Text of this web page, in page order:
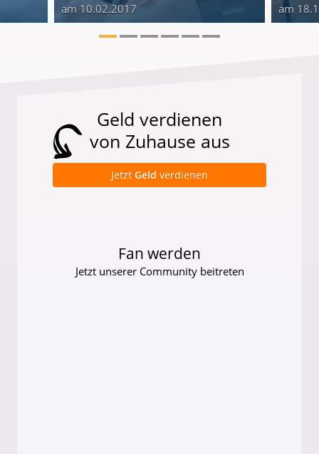
am 10.02.2017 am
Geld verdienen
von Zuhause aus
Jetzt Geld verdienen
Fan werden
Jetzt unserer Community beitreten